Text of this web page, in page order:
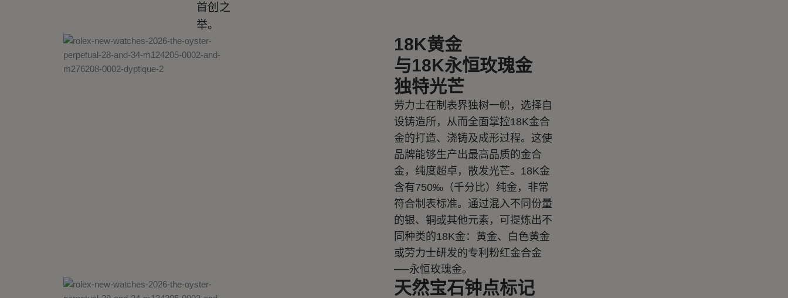
首创之
举。
18K黄金
与18K永恒玫瑰金
独特光芒
劳力士在制表界独树一帜，选择自
设铸造所，从而全面掌控18K金合
金的打造、浇铸及成形过程。这使
品牌能够生产出最高品质的金合
金，纯度超卓，散发光芒。18K金
含有750‰（千分比）纯金，非常
符合制表标准。通过混入不同份量
的银、铜或其他元素，可提炼出不
同种类的18K金：黄金、白色黄金
或劳力士研发的专利粉红金合金
──永恒玫瑰金。
天然宝石钟点标记